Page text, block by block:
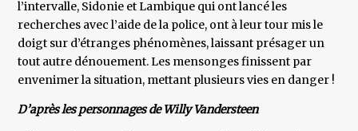
l’intervalle, Sidonie et Lambique qui ont lancé les
recherches avec l’aide de la police, ont à leur tour mis le
doigt sur d’étranges phénomènes, laissant présager un
tout autre dénouement. Les mensonges finissent par
envenimer la situation, mettant plusieurs vies en danger !
D’après les personnages de Willy Vandersteen